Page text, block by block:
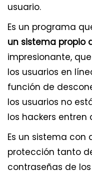
usuario.
Es un programa
un sistema propio
impresionante,
los usuarios en
función de
los usuarios no
los hackers entren
Es un sistema
protección tanto
contraseñas de